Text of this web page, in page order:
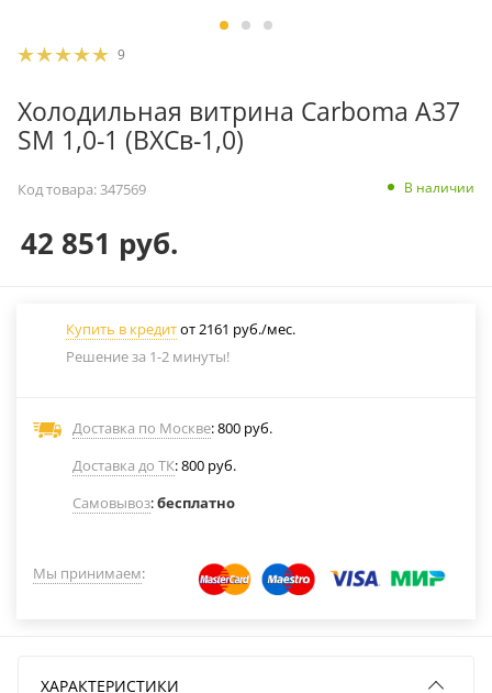
9
Холодильная витрина Carboma A37
SM 1,0-1 (ВХСв-1,0)
Код товара:347569 В наличии
42 851 руб.
Купить в кредитот 2161 руб./мес.
Решение за 1-2 минуты!
Доставка по Москве: 800 руб.
Доставка до ТК: 800 руб.
Самовывоз:бесплатно
Мы принимаем:
ХАРАКТЕРИСТИКИ